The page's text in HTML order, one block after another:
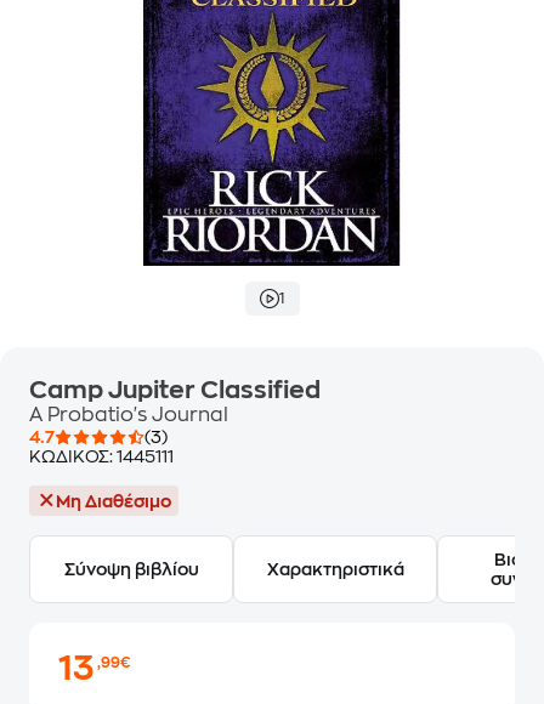
1
Camp Jupiter Classified
A Probatio's Journal
4.7
(3)
ΚΩΔΙΚΟΣ: 1445111
Μη Διαθέσιμο
Σύνοψη βιβλίου Χαρακτηριστικά
13,99€